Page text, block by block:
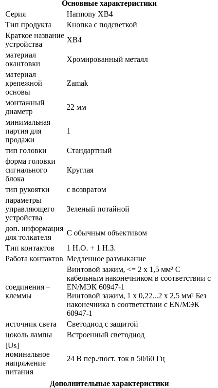
Основные характеристики
Серия
Harmony XB4
Тип продукта
Кнопка с подсветкой
Краткое название
устройства
XB4
материал
окантовки
Хромированный металл
материал
крепежной
основы
Zamak
монтажный
диаметр
22 мм
минимальная
партия для
продажи
1
тип головки
Стандартный
форма головки
сигнального
блока
Круглая
тип рукоятки
с возвратом
параметры
управляющего
устройства
Зеленый потайной
доп. информация
для толкателя
С обычным объективом
Тип контактов
1 Н.О. + 1 Н.З.
Работа контактов Медленное размыкание
соединения –
клеммы
Винтовой зажим, <= 2 x 1,5 мм² С
кабельным наконечником в соответствии с
EN/МЭК 60947-1
Винтовой зажим, 1 x 0,22...2 x 2,5 мм² Без
наконечника в соответствии с EN/МЭК
60947-1
источник света
Светодиод с защитой
цоколь лампы
Встроенный светодиод
[Us]
номинальное
напряжение
питания
24 В пер./пост. ток в 50/60 Гц
Дополнительные характеристики